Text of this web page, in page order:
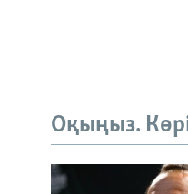
Оқыңыз.